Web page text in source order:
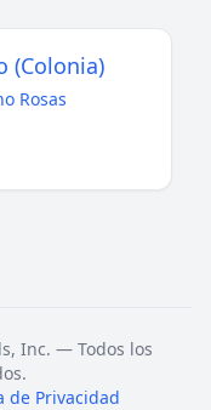
(Colonia)
Rosas
Inc. — Todos los
de Privacidad